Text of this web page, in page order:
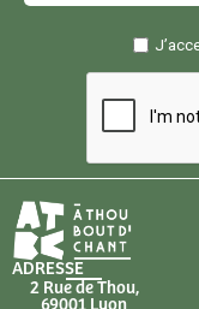
ADRESSE
2 Rue de Thou,